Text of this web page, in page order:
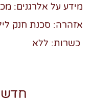
מידע על אלרגנים:
אזהרה: סכנת חנק
כשרות: ללא
חדש